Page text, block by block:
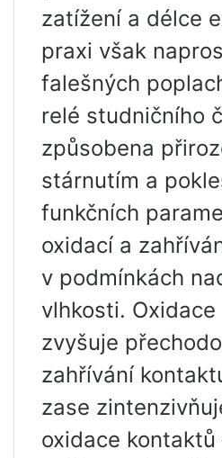
zatížení a délce
praxi však
falešných
relé studničního
způsobena
stárnutím a
funkčních
oxidací a
v podmínkách
vlhkosti.
zvyšuje
zahřívání
zase
oxidace kontaktů